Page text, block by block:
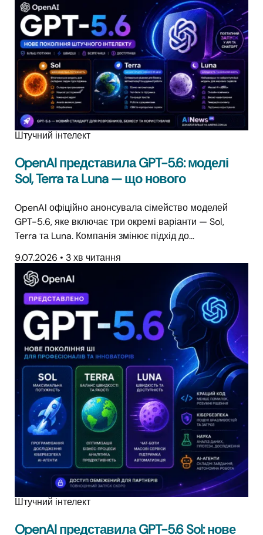
Штучний інтелект
OpenAI представила GPT-5.6: моделі
Sol, Terra та Luna — що нового
OpenAI офіційно анонсувала сімейство моделей
GPT-5.6, яке включає три окремі варіанти — Sol,
Terra та Luna. Компанія змінює підхід до…
9.07.2026 • 3 хв читання
Штучний інтелект
OpenAI представила GPT-5.6 Sol: нове